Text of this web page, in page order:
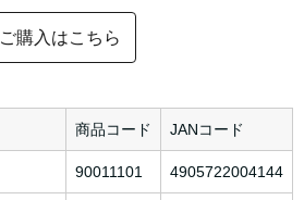
ご購入はこちら
商品コード JANコード
90011101 4905722004144